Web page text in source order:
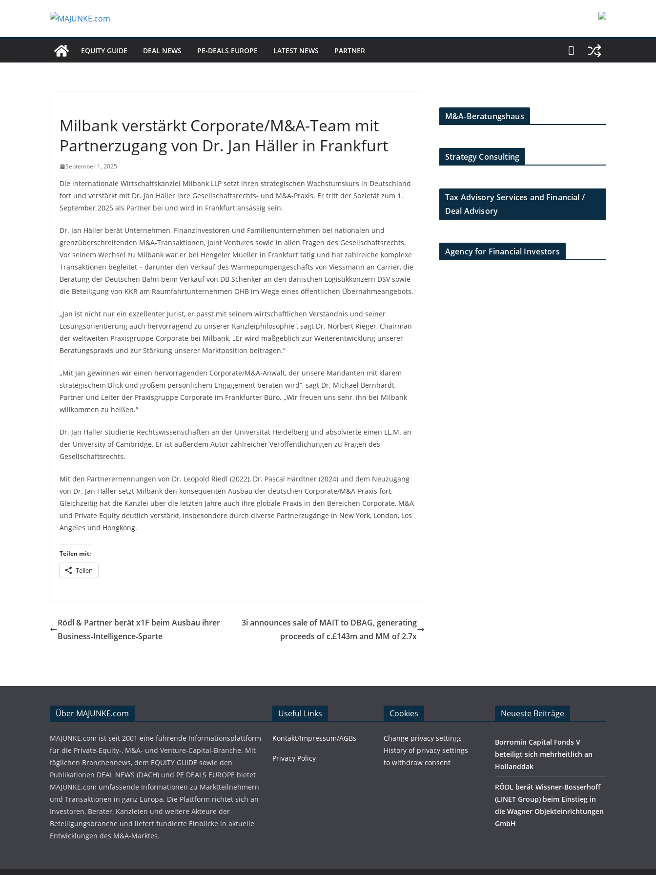
EQUITY GUIDE DEAL NEWS PE-DEALS EUROPE LATEST NEWS PARTNER
Milbank verstärkt Corporate/M&A-Team mit
Partnerzugang von Dr. Jan Häller in Frankfurt
September 1, 2025
Die internationale Wirtschaftskanzlei Milbank LLP setzt ihren strategischen Wachstumskurs in Deutschland
fort und verstärkt mit Dr. Jan Häller ihre Gesellschaftsrechts- und M&A-Praxis. Er tritt der Sozietät zum 1.
September 2025 als Partner bei und wird in Frankfurt ansässig sein.
Dr. Jan Häller berät Unternehmen, Finanzinvestoren und Familienunternehmen bei nationalen und
grenzüberschreitenden M&A-Transaktionen, Joint Ventures sowie in allen Fragen des Gesellschaftsrechts.
Vor seinem Wechsel zu Milbank war er bei Hengeler Mueller in Frankfurt tätig und hat zahlreiche komplexe
Transaktionen begleitet – darunter den Verkauf des Wärmepumpengeschäfts von Viessmann an Carrier, die
Beratung der Deutschen Bahn beim Verkauf von DB Schenker an den dänischen Logistikkonzern DSV sowie
die Beteiligung von KKR am Raumfahrtunternehmen OHB im Wege eines öffentlichen Übernahmeangebots.
„Jan ist nicht nur ein exzellenter Jurist, er passt mit seinem wirtschaftlichen Verständnis und seiner
Lösungsorientierung auch hervorragend zu unserer Kanzleiphilosophie“, sagt Dr. Norbert Rieger, Chairman
der weltweiten Praxisgruppe Corporate bei Milbank. „Er wird maßgeblich zur Weiterentwicklung unserer
Beratungspraxis und zur Stärkung unserer Marktposition beitragen.“
„Mit Jan gewinnen wir einen hervorragenden Corporate/M&A-Anwalt, der unsere Mandanten mit klarem
strategischem Blick und großem persönlichem Engagement beraten wird“, sagt Dr. Michael Bernhardt,
Partner und Leiter der Praxisgruppe Corporate im Frankfurter Büro. „Wir freuen uns sehr, ihn bei Milbank
willkommen zu heißen.“
Dr. Jan Häller studierte Rechtswissenschaften an der Universität Heidelberg und absolvierte einen LL.M. an
der University of Cambridge. Er ist außerdem Autor zahlreicher Veröffentlichungen zu Fragen des
Gesellschaftsrechts.
Mit den Partnerernennungen von Dr. Leopold Riedl (2022), Dr. Pascal Härdtner (2024) und dem Neuzugang
von Dr. Jan Häller setzt Milbank den konsequenten Ausbau der deutschen Corporate/M&A-Praxis fort.
Gleichzeitig hat die Kanzlei über die letzten Jahre auch ihre globale Praxis in den Bereichen Corporate, M&A
und Private Equity deutlich verstärkt, insbesondere durch diverse Partnerzugänge in New York, London, Los
Angeles und Hongkong.
Teilen mit:
Teilen
Rödl & Partner berät x1F beim Ausbau ihrer
Business‑Intelligence‑Sparte
3i announces sale of MAIT to DBAG, generating
proceeds of c.£143m and MM of 2.7x
M&A-Beratungshaus
Strategy Consulting
Tax Advisory Services and Financial /
Deal Advisory
Agency for Financial Investors
Über MAJUNKE.com
MAJUNKE.com ist seit 2001 eine führende Informationsplattform
für die Private-Equity-, M&A- und Venture-Capital-Branche. Mit
täglichen Branchennews, dem EQUITY GUIDE sowie den
Publikationen DEAL NEWS (DACH) und PE DEALS EUROPE bietet
MAJUNKE.com umfassende Informationen zu Marktteilnehmern
und Transaktionen in ganz Europa. Die Plattform richtet sich an
Investoren, Berater, Kanzleien und weitere Akteure der
Beteiligungsbranche und liefert fundierte Einblicke in aktuelle
Entwicklungen des M&A-Marktes.
Useful Links
Kontakt/Impressum/AGBs
Privacy Policy
Cookies
Change privacy settings
History of privacy settings
to withdraw consent
Neueste Beiträge
Borromin Capital Fonds V
beteiligt sich mehrheitlich an
Hollanddak
RÖDL berät Wissner-Bosserhoff
(LINET Group) beim Einstieg in
die Wagner Objekteinrichtungen
GmbH